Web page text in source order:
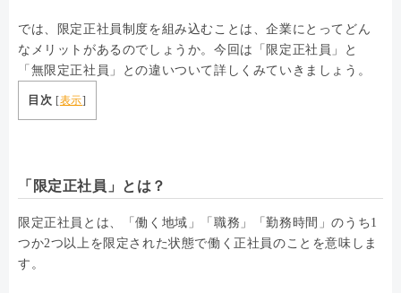
では、限定正社員制度を組み込むことは、企業にとってどん
なメリットがあるのでしょうか。今回は「限定正社員」と
「無限定正社員」との違いついて詳しくみていきましょう。
目次 [表示]
「限定正社員」とは？
限定正社員とは、「働く地域」「職務」「勤務時間」のうち1
つか2つ以上を限定された状態で働く正社員のことを意味しま
す。